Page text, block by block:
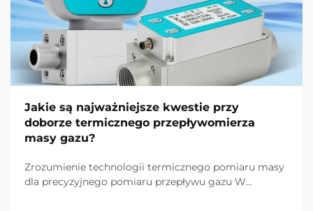
Jakie są najważniejsze kwestie przy
doborze termicznego przepływomierza
masy gazu?
Zrozumienie technologii termicznego pomiaru masy
dla precyzyjnego pomiaru przepływu gazu W